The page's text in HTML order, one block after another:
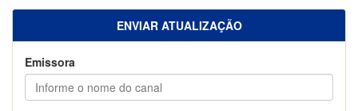
ENVIAR ATUALIZAÇÃO
Emissora